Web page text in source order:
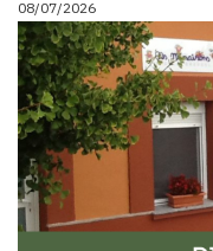
i
turisme
Cultura
Esports
Mai
tant!
TV
i
mitjans
08/07/2026